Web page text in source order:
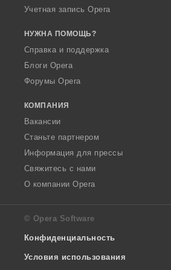
Учетная запись Opera
НУЖНА ПОМОЩЬ?
Справка и поддержка
Блоги Opera
Форумы Opera
КОМПАНИЯ
Вакансии
Станьте партнером
Информация для прессы
Свяжитесь с нами
О компании Opera
© Opera Software
Конфиденциальность
Условия использования